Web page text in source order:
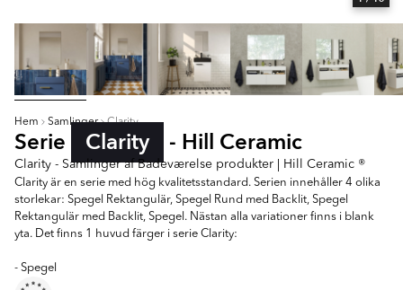
Hem Samlinger Clarity
Serie Clarity - Hill Ceramic
Clarity - Samlinger af Badeværelse produkter | Hill Ceramic ®
Clarity är en serie med hög kvalitetsstandard. Serien innehåller 4 olika
storlekar: Spegel Rektangulär, Spegel Rund med Backlit, Spegel
Rektangulär med Backlit, Spegel. Nästan alla variationer finns i blank
yta. Det finns 1 huvud färger i serie Clarity:
- Spegel